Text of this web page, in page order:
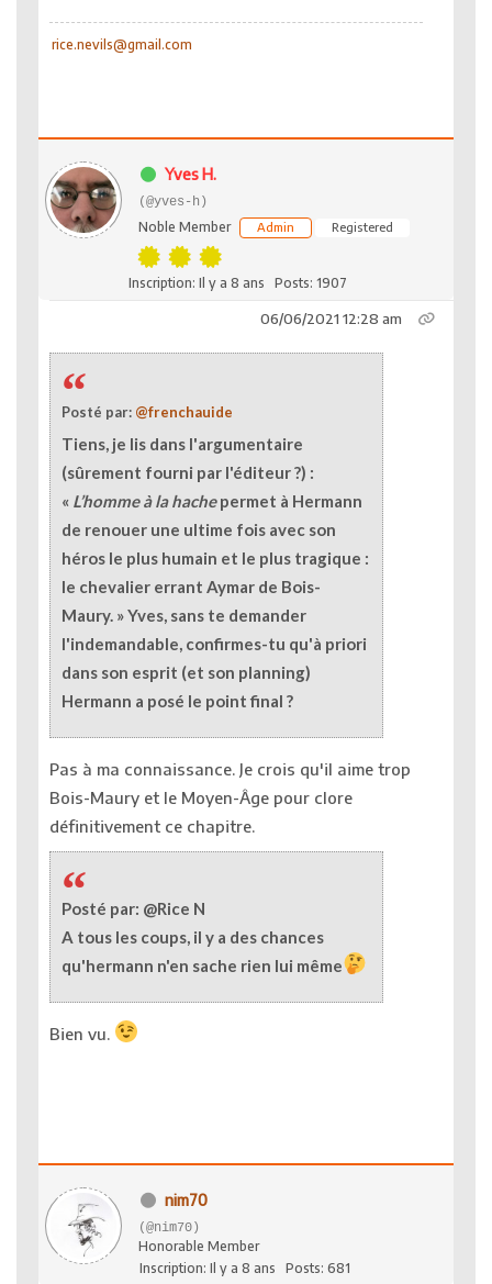
rice.nevils@gmail.com
Yves H.
(@yves-h)
Noble Member Admin Registered
Inscription: Il y a 8 ans Posts: 1907
06/06/2021 12:28 am
Posté par: @frenchauide
Tiens, je lis dans l'argumentaire
(sûrement fourni par l'éditeur ?) :
« L’homme à la hachepermet à Hermann
de renouer une ultime fois avec son
héros le plus humain et le plus tragique :
le chevalier errant Aymar de Bois-
Maury. » Yves, sans te demander
l'indemandable, confirmes-tu qu'à priori
dans son esprit (et son planning)
Hermann a posé le point final ?
Pas à ma connaissance. Je crois qu'il aime trop
Bois-Maury et le Moyen-Âge pour clore
définitivement ce chapitre.
Posté par: @Rice N
A tous les coups, il y a des chances
qu'hermann n'en sache rien lui même
Bien vu.
nim70
(@nim70)
Honorable Member
Inscription: Il y a 8 ans
Posts: 681